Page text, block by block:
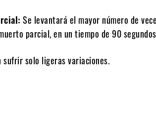
Se levantará el mayor número de
parcial, en un tiempo de 90
sufrir solo ligeras variaciones.